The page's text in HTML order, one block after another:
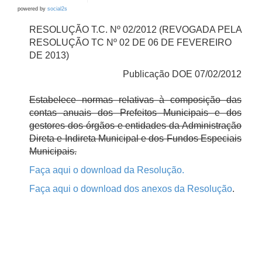
powered by social2s
RESOLUÇÃO T.C. Nº 02/2012 (REVOGADA PELA
RESOLUÇÃO TC Nº 02 DE 06 DE FEVEREIRO
DE 2013)
Publicação DOE 07/02/2012
Estabelece normas relativas à composição das
contas anuais dos Prefeitos Municipais e dos
gestores dos órgãos e entidades da Administração
Direta e Indireta Municipal e dos Fundos Especiais
Municipais.
Faça aqui o download da Resolução.
Faça aqui o download dos anexos da Resolução.